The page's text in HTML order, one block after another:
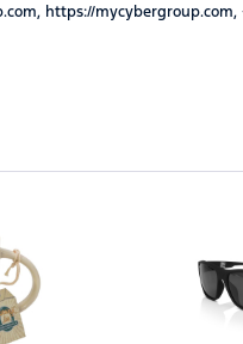
https://mycybergroup.com,